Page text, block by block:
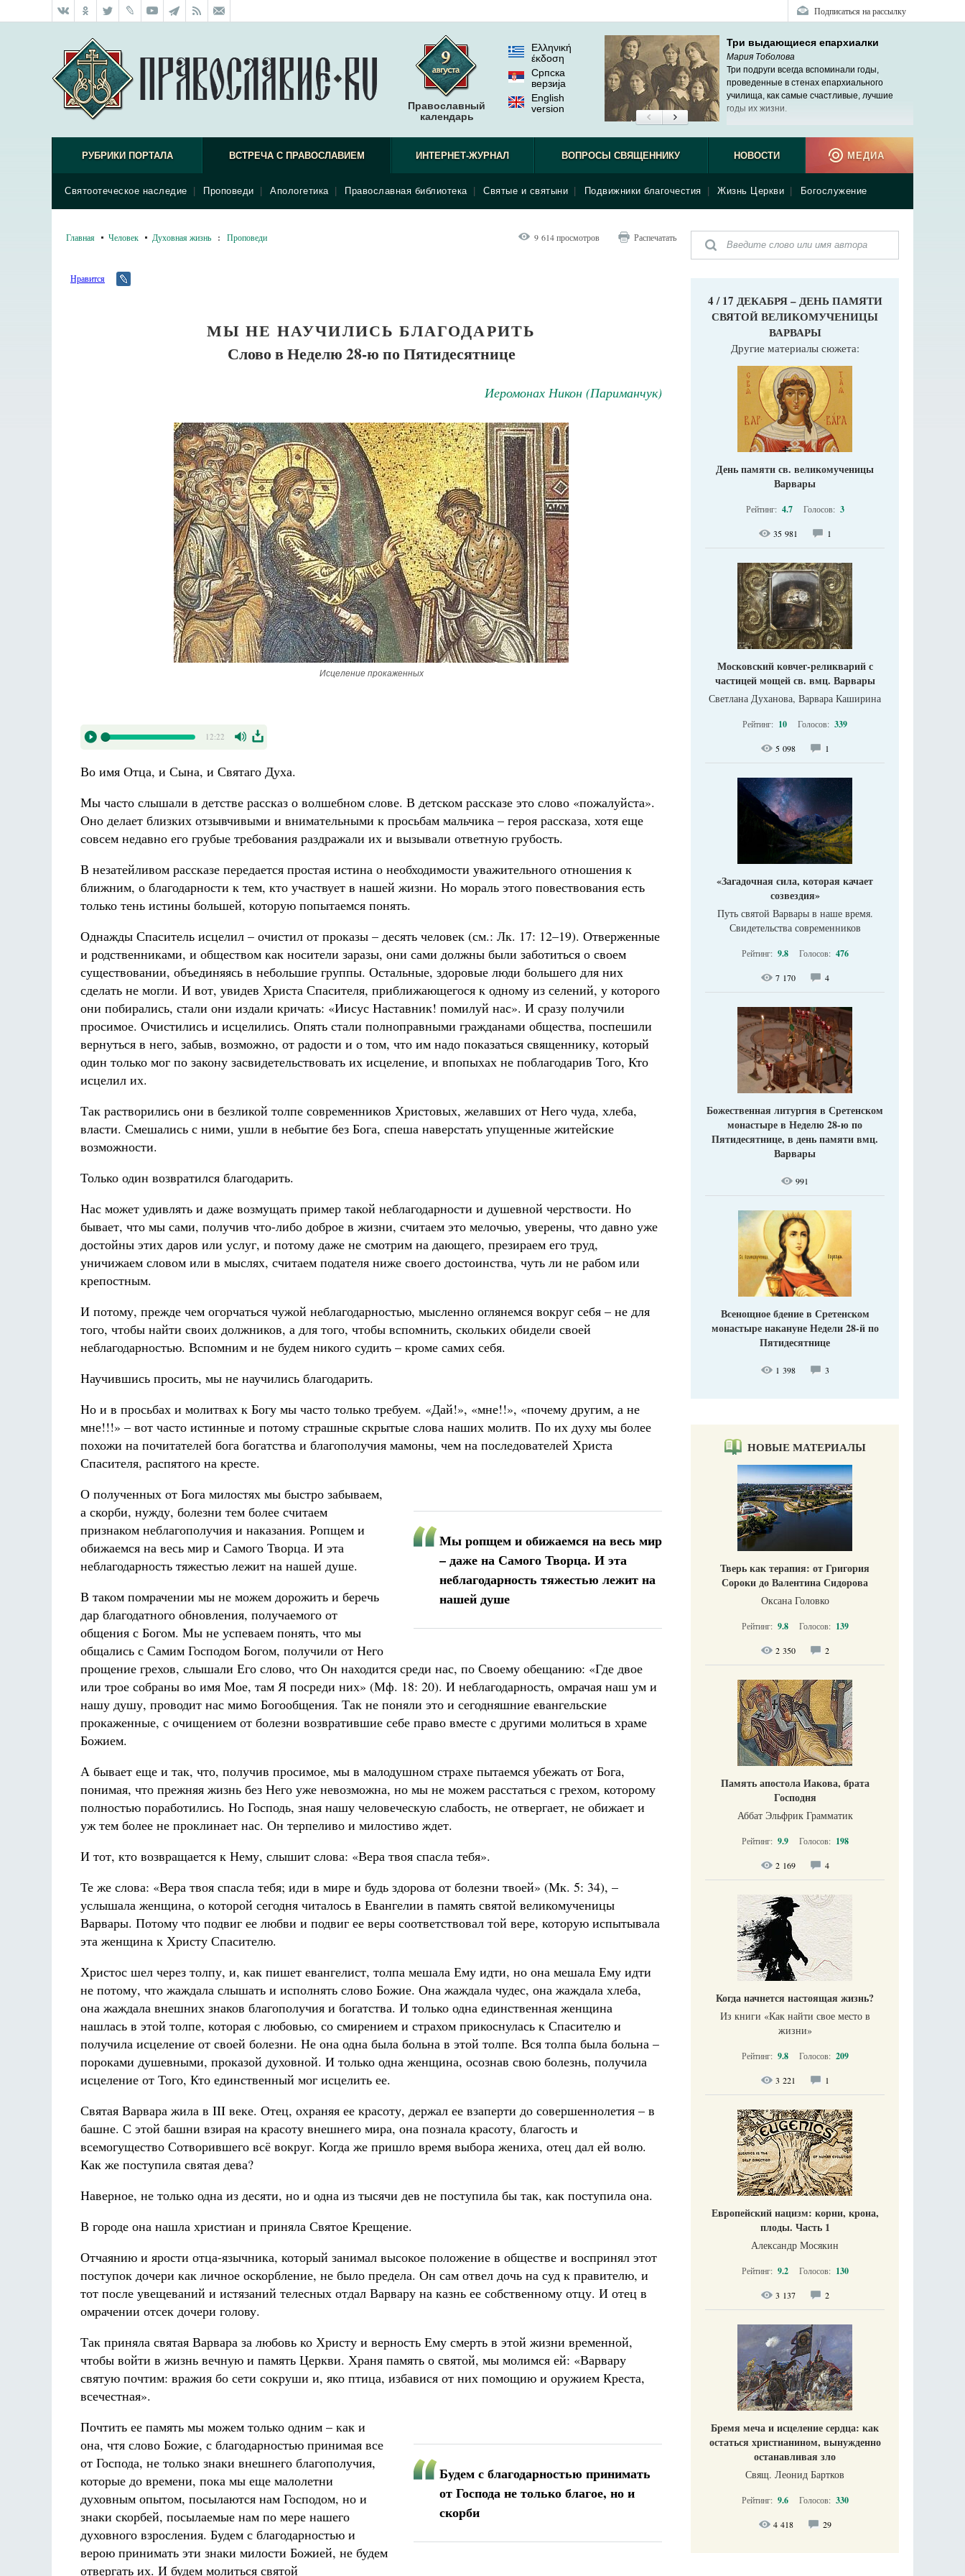
Подписаться на рассылку
Православный
календарь
Ελληνική
έκδοση
Српска
верзиjа
English
version
Три выдающиеся епархиалки
Мария Тоболова
Три подруги всегда вспоминали годы,
проведенные в стенах епархиального
училища, как самые счастливые, лучшие
годы их жизни.
РУБРИКИ ПОРТАЛА ВСТРЕЧА С ПРАВОСЛАВИЕМ
Святоотеческое наследие Проповеди Апологетика Православная библиотека Святые и святыни Подвижники благочестия Жизнь Церкви Богослужение
ИНТЕРНЕТ-ЖУРНАЛ ВОПРОСЫ СВЯЩЕННИКУ НОВОСТИ МЕДИА
Главная Человек Духовная жизнь : Проповеди 9 614 просмотров Распечатать
Нравится
МЫ НЕ НАУЧИЛИСЬ БЛАГОДАРИТЬ
Слово в Неделю 28-ю по Пятидесятнице
Иеромонах Никон (Париманчук)
Исцеление прокаженных
12:22
Во имя Отца, и Сына, и Святаго Духа.
Мы часто слышали в детстве рассказ о волшебном слове. В детском рассказе это слово «пожалуйста».
Оно делает близких отзывчивыми и внимательными к просьбам мальчика – героя рассказа, хотя еще
совсем недавно его грубые требования раздражали их и вызывали ответную грубость.
В незатейливом рассказе передается простая истина о необходимости уважительного отношения к
ближним, о благодарности к тем, кто участвует в нашей жизни. Но мораль этого повествования есть
только тень истины большей, которую попытаемся понять.
Однажды Спаситель исцелил – очистил от проказы – десять человек (см.: Лк. 17: 12–19). Отверженные
и родственниками, и обществом как носители заразы, они сами должны были заботиться о своем
существовании, объединяясь в небольшие группы. Остальные, здоровые люди большего для них
сделать не могли. И вот, увидев Христа Спасителя, приближающегося к одному из селений, у которого
они побирались, стали они издали кричать: «Иисус Наставник! помилуй нас». И сразу получили
просимое. Очистились и исцелились. Опять стали полноправными гражданами общества, поспешили
вернуться в него, забыв, возможно, от радости и о том, что им надо показаться священнику, который
один только мог по закону засвидетельствовать их исцеление, и впопыхах не поблагодарив Того, Кто
исцелил их.
Так растворились они в безликой толпе современников Христовых, желавших от Него чуда, хлеба,
власти. Смешались с ними, ушли в небытие без Бога, спеша наверстать упущенные житейские
возможности.
Только один возвратился благодарить.
Нас может удивлять и даже возмущать пример такой неблагодарности и душевной черствости. Но
бывает, что мы сами, получив что-либо доброе в жизни, считаем это мелочью, уверены, что давно уже
достойны этих даров или услуг, и потому даже не смотрим на дающего, презираем его труд,
уничижаем словом или в мыслях, считаем подателя ниже своего достоинства, чуть ли не рабом или
крепостным.
И потому, прежде чем огорчаться чужой неблагодарностью, мысленно оглянемся вокруг себя – не для
того, чтобы найти своих должников, а для того, чтобы вспомнить, скольких обидели своей
неблагодарностью. Вспомним и не будем никого судить – кроме самих себя.
Научившись просить, мы не научились благодарить.
Но и в просьбах и молитвах к Богу мы часто только требуем. «Дай!», «мне!!», «почему другим, а не
мне!!!» – вот часто истинные и потому страшные скрытые слова наших молитв. По их духу мы более
похожи на почитателей бога богатства и благополучия мамоны, чем на последователей Христа
Спасителя, распятого на кресте.
Мы ропщем и обижаемся на весь мир
– даже на Самого Творца. И эта
неблагодарность тяжестью лежит на
нашей душе
О полученных от Бога милостях мы быстро забываем,
а скорби, нужду, болезни тем более считаем
признаком неблагополучия и наказания. Ропщем и
обижаемся на весь мир и Самого Творца. И эта
неблагодарность тяжестью лежит на нашей душе.
В таком помрачении мы не можем дорожить и беречь
дар благодатного обновления, получаемого от
общения с Богом. Мы не успеваем понять, что мы
общались с Самим Господом Богом, получили от Него
прощение грехов, слышали Его слово, что Он находится среди нас, по Своему обещанию: «Где двое
или трое собраны во имя Мое, там Я посреди них» (Мф. 18: 20). И неблагодарность, омрачая наш ум и
нашу душу, проводит нас мимо Богообщения. Так не поняли это и сегодняшние евангельские
прокаженные, с очищением от болезни возвратившие себе право вместе с другими молиться в храме
Божием.
А бывает еще и так, что, получив просимое, мы в малодушном страхе пытаемся убежать от Бога,
понимая, что прежняя жизнь без Него уже невозможна, но мы не можем расстаться с грехом, которому
полностью поработились. Но Господь, зная нашу человеческую слабость, не отвергает, не обижает и
уж тем более не проклинает нас. Он терпеливо и милостиво ждет.
И тот, кто возвращается к Нему, слышит слова: «Вера твоя спасла тебя».
Те же слова: «Вера твоя спасла тебя; иди в мире и будь здорова от болезни твоей» (Мк. 5: 34), –
услышала женщина, о которой сегодня читалось в Евангелии в память святой великомученицы
Варвары. Потому что подвиг ее любви и подвиг ее веры соответствовал той вере, которую испытывала
эта женщина к Христу Спасителю.
Христос шел через толпу, и, как пишет евангелист, толпа мешала Ему идти, но она мешала Ему идти
не потому, что жаждала слышать и исполнять слово Божие. Она жаждала чудес, она жаждала хлеба,
она жаждала внешних знаков благополучия и богатства. И только одна единственная женщина
нашлась в этой толпе, которая с любовью, со смирением и страхом прикоснулась к Спасителю и
получила исцеление от своей болезни. Не она одна была больна в этой толпе. Вся толпа была больна –
пороками душевными, проказой духовной. И только одна женщина, осознав свою болезнь, получила
исцеление от Того, Кто единственный мог исцелить ее.
Святая Варвара жила в III веке. Отец, охраняя ее красоту, держал ее взаперти до совершеннолетия – в
башне. С этой башни взирая на красоту внешнего мира, она познала красоту, благость и
всемогущество Сотворившего всё вокруг. Когда же пришло время выбора жениха, отец дал ей волю.
Как же поступила святая дева?
Наверное, не только одна из десяти, но и одна из тысячи дев не поступила бы так, как поступила она.
В городе она нашла христиан и приняла Святое Крещение.
Отчаянию и ярости отца-язычника, который занимал высокое положение в обществе и воспринял этот
поступок дочери как личное оскорбление, не было предела. Он сам отвел дочь на суд к правителю, и
тот после увещеваний и истязаний телесных отдал Варвару на казнь ее собственному отцу. И отец в
омрачении отсек дочери голову.
Так приняла святая Варвара за любовь ко Христу и верность Ему смерть в этой жизни временной,
чтобы войти в жизнь вечную и память Церкви. Храня память о святой, мы молимся ей: «Варвару
святую почтим: вражия бо сети сокруши и, яко птица, избавися от них помощию и оружием Креста,
всечестная».
Будем с благодарностью принимать
от Господа не только благое, но и
скорби
Почтить ее память мы можем только одним – как и
она, чтя слово Божие, с благодарностью принимая все
от Господа, не только знаки внешнего благополучия,
которые до времени, пока мы еще малолетни
духовным опытом, посылаются нам Господом, но и
знаки скорбей, посылаемые нам по мере нашего
духовного взросления. Будем с благодарностью и
верою принимать эти знаки милости Божией, не будем
отвергать их. И будем молиться святой
4 / 17 ДЕКАБРЯ – ДЕНЬ ПАМЯТИ
СВЯТОЙ ВЕЛИКОМУЧЕНИЦЫ
ВАРВАРЫ
Другие материалы сюжета:
День памяти св. великомученицы
Варвары
Рейтинг: 4.7 Голосов: 3
35 981 1
Московский ковчег-реликварий с
частицей мощей св. вмц. Варвары
Светлана Духанова, Варвара Каширина
Рейтинг: 10 Голосов: 339
5 098 1
«Загадочная сила, которая качает
созвездия»
Путь святой Варвары в наше время.
Свидетельства современников
Рейтинг: 9.8 Голосов: 476
7 170 4
Божественная литургия в Сретенском
монастыре в Неделю 28-ю по
Пятидесятнице, в день памяти вмц.
Варвары
991
Всенощное бдение в Сретенском
монастыре накануне Недели 28-й по
Пятидесятнице
1 398 3
НОВЫЕ МАТЕРИАЛЫ
Тверь как терапия: от Григория
Сороки до Валентина Сидорова
Оксана Головко
Рейтинг: 9.8 Голосов: 139
2 350 2
Память апостола Иакова, брата
Господня
Аббат Эльфрик Грамматик
Рейтинг: 9.9 Голосов: 198
2 169 4
Когда начнется настоящая жизнь?
Из книги «Как найти свое место в
жизни​»
Рейтинг: 9.8 Голосов: 209
3 221 1
Европейский нацизм: корни, крона,
плоды. Часть 1
Александр Мосякин
Рейтинг: 9.2 Голосов: 130
3 137 2
Бремя меча и исцеление сердца: как
остаться христианином, вынужденно
останавливая зло
Свящ. Леонид Бартков
Рейтинг: 9.6 Голосов: 330
4 418 29